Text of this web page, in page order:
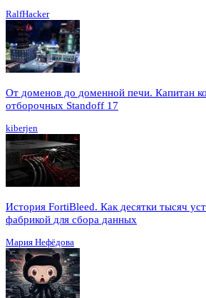
RalfHacker
От доменов до доменной печи. Капитан
отборочных Standoff 17
kiberjen
История FortiBleed. Как десятки тысяч
фабрикой для сбора данных
Мария Нефёдова